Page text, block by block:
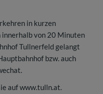
in kurzen
von 20 Minuten
Tullnerfeld gelangt
bzw. auch
auf www.tulln.at.